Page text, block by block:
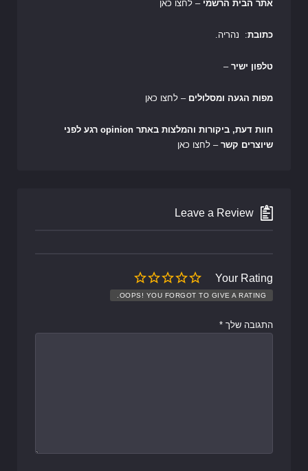
אתר הבית הרשמי – לחצו כאן
כתובת: נהריה.
טלפון ישיר –
מפות הגעה ומסלולים – לחצו כאן
חוות דעת, ביקורות והמלצות באתר opinion רגע לפני
שיוצרים קשר – לחצו כאן
Leave a Review
Your Rating
OOPS! YOU FORGOT TO GIVE A RATING.
התגובה שלך *